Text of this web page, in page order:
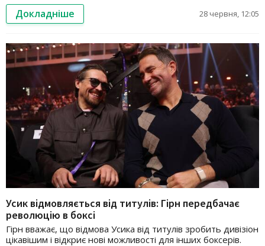
Докладніше 28 червня, 12:05
Усик відмовляється від титулів: Гірн передбачає
революцію в боксі
Гірн вважає, що відмова Усика від титулів зробить дивізіон
цікавішим і відкриє нові можливості для інших боксерів.